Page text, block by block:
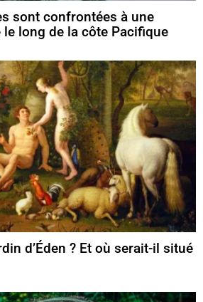
sont confrontées à une
long de la côte Pacifique
d’Éden ? Et où serait-il situé